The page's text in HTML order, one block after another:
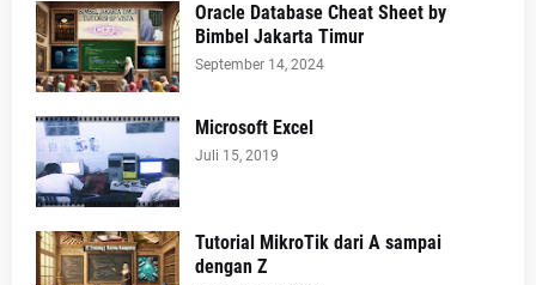
Oracle Database Cheat Sheet by
Bimbel Jakarta Timur
September 14, 2024
Microsoft Excel
Juli 15, 2019
Tutorial MikroTik dari A sampai
dengan Z